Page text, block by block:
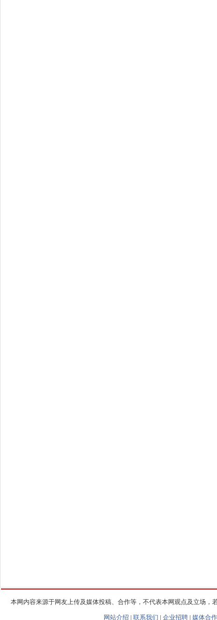
本网内容来源于网友上传及媒体投稿、合作等，不代表本网观点及立场
网站介绍 | 联系我们 | 企业招聘 | 媒体合作